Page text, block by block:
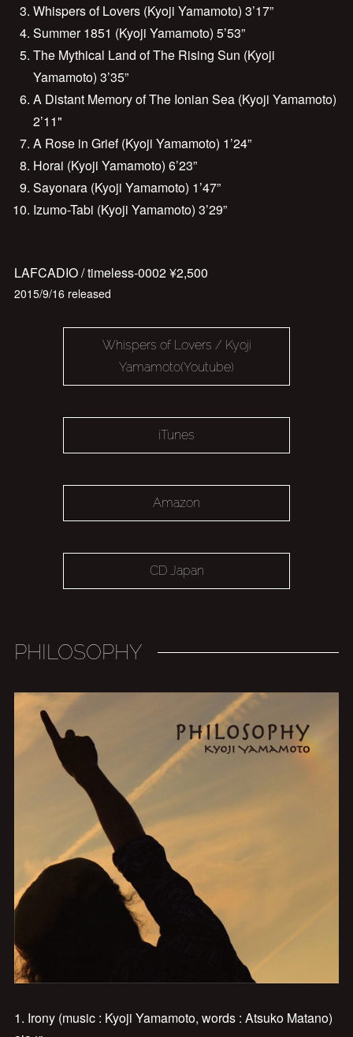
Whispers of Lovers (Kyoji Yamamoto) 3’17”
Summer 1851 (Kyoji Yamamoto) 5’53”
The Mythical Land of The Rising Sun (Kyoji
Yamamoto) 3’35”
A Distant Memory of The Ionian Sea (Kyoji Yamamoto)
2’11"
A Rose in Grief (Kyoji Yamamoto) 1’24”
Horai (Kyoji Yamamoto) 6’23”
Sayonara (Kyoji Yamamoto) 1’47”
Izumo-Tabi (Kyoji Yamamoto) 3’29”
LAFCADIO / timeless-0002 ¥2,500
2015/9/16 released
Whispers of Lovers / Kyoji
Yamamoto(Youtube)
iTunes
Amazon
CD Japan
PHILOSOPHY
1. Irony (music : Kyoji Yamamoto, words : Atsuko Matano)